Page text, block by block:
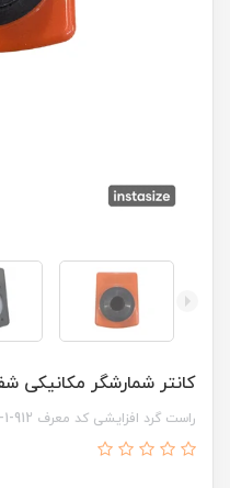
کانتر شمارشگر مکانیکی شفت 14 کد
راست گرد افزایشی کد معرف OA-14-0I-1-912